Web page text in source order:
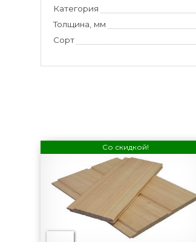
Категория
Толщина, мм
Сорт
Со скидкой!